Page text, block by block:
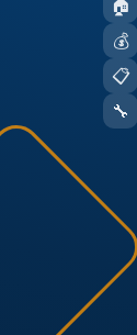
🏠
💰
📋
🔧